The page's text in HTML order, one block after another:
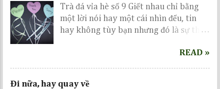
m
e
n
t
Trà đá vỉa hè số 9 Giết nhau chỉ bằng
một lời nói hay một cái nhìn đểu, tin
hay không tùy bạn nhưng đó là sự thực
đây... Related Trận cầu siêu kinh điển
READ »
Đi nữa, hay quay về